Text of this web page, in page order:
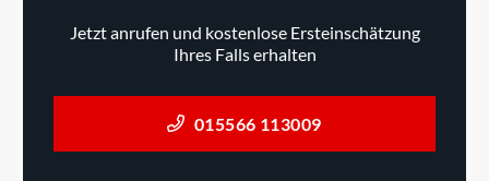
Jetzt anrufen und kostenlose Ersteinschätzung
Ihres Falls erhalten
015566 113009